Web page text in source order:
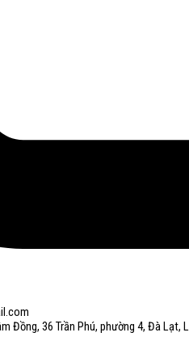
Đồng, 36 Trần Phú, phường 4, Đà Lạt,